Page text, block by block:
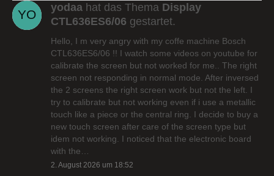
yodaa hat das Thema Display
CTL636ES6/06 gestartet.
Hello, I m very angry with my coffe machine Bosch
CTL636ES6/06 !! I watch some videos on youtube for
calibrate the screen but not worked for me.. The right
screen not responding in normal mode. After inversed
the 2 screens the right screen work but not the left. I
try to calibrate but not working even if i use a metallic
touch like a piece or the central ring. I decide to buy a
new touch screen after care of the screen type but
idem not working. I noticed that the electronic board
with the…
2. August 2026 um 18:52